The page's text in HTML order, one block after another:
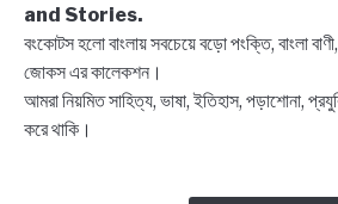
and Stories.
বংকোটস হলো বাংলায় সবচেয়ে বড়ো পংক্তি, বাংলা
জোকস এর কালেকশন।
আমরা নিয়মিত সাহিত্য, ভাষা, ইতিহাস, পড়াশোনা,
করে থাকি।